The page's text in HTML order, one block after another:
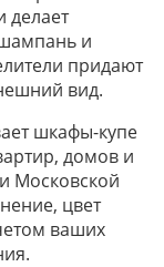
делает
и
придают
вид.
шкафы-купе
домов и
Московской
цвет
ваших